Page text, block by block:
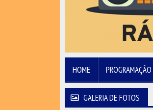
HOME PROGRAMAÇÃO
GALERIA DE FOTOS